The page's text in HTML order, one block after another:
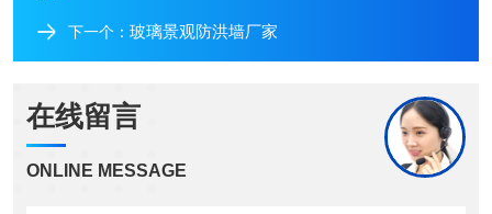
下一个： 玻璃景观防洪墙厂家
在线留言
ONLINE MESSAGE